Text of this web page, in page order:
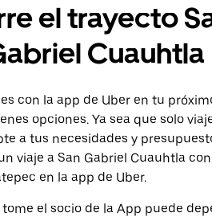
el trayecto
Cuauhtla
con la app de Uber en tu
opciones. Ya sea que solo
a tus necesidades y
viaje a San Gabriel Cuauhtla
en la app de Uber.
el socio de la App puede